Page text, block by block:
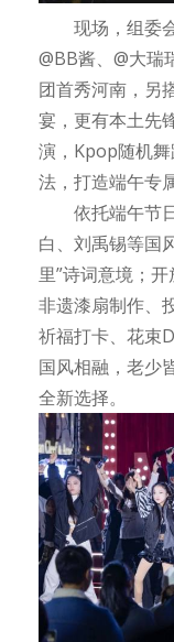
现场，组委
@BB酱、@大瑞
团首秀河南，另
宴，更有本土先
演，Kpop随机
法，打造端午专
依托端午节
白、刘禹锡等国
里”诗词意境；
非遗漆扇制作、
祈福打卡、花束
国风相融，老少
全新选择。